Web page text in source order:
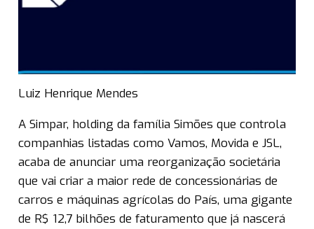
Luiz Henrique Mendes
A Simpar, holding da família Simões que controla
companhias listadas como Vamos, Movida e JSL,
acaba de anunciar uma reorganização societária
que vai criar a maior rede de concessionárias de
carros e máquinas agrícolas do País, uma gigante
de R$ 12,7 bilhões de faturamento que já nascerá